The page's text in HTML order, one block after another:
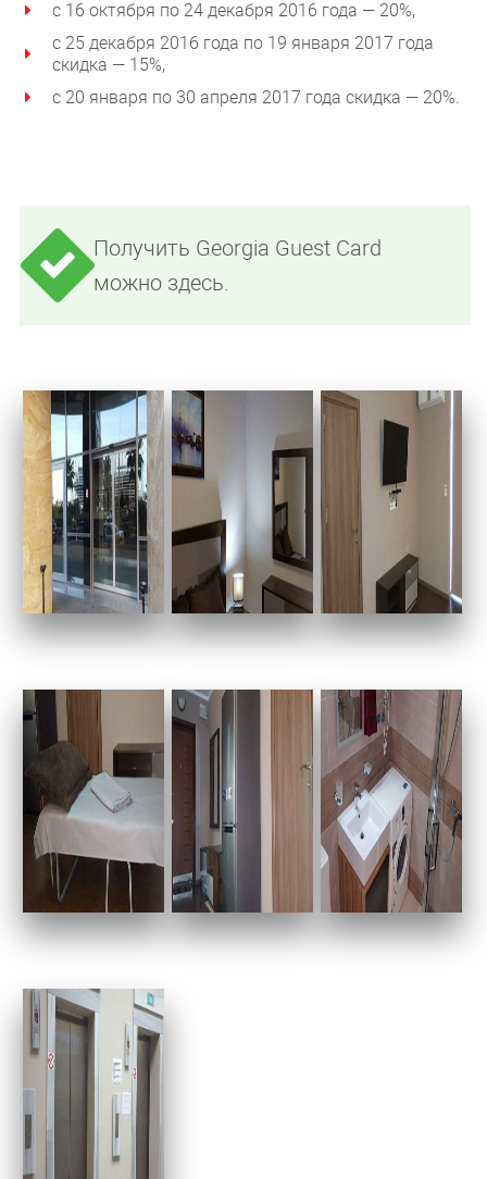
с 16 октября по 24 декабря 2016 года — 20%,
с 25 декабря 2016 года по 19 января 2017 года
скидка — 15%,
с 20 января по 30 апреля 2017 года скидка — 20%.
Получить Georgia Guest Card
можно здесь.